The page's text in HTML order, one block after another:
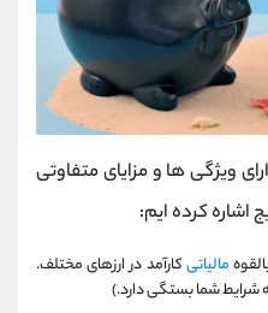
ویژگی ها و مزایای متفاوتی
اشاره کرده ایم:
مالیاتیکارآمد در ارزهای مختلف.
شرایط شما بستگی دارد.)